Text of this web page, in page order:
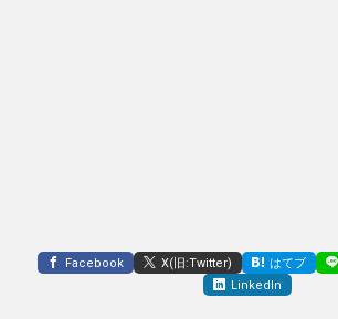
Facebook X(旧:Twitter) はてブ
LinkedIn